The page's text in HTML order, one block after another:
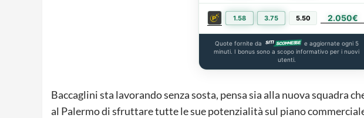
1.58 3.75 5.50 2.050€
Quote fornite da
e aggiornate ogni 5
minuti. I bonus sono a scopo informativo per i nuovi
utenti.
Baccaglini sta lavorando senza sosta, pensa sia alla nuova squadra
al Palermo di sfruttare tutte le sue potenzialità sul piano